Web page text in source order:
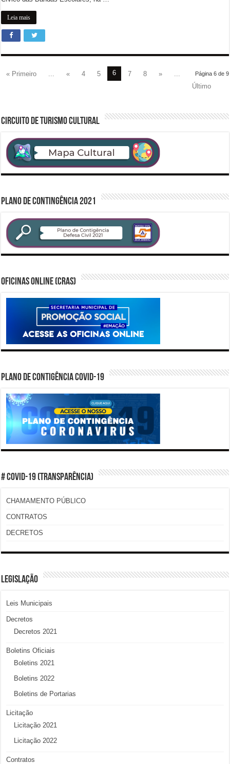
Leia mais
Página 6 de 9
« Primeiro « 4 5 6 7 8 »
Último
CIRCUITO DE TURISMO CULTURAL
PLANO DE CONTINGÊNCIA 2021
Oficinas Online (CRAS)
PLANO DE CONTIGÊNCIA COVID-19
# COVID-19 (TRANSPARÊNCIA)
CHAMAMENTO PÚBLICO
CONTRATOS
DECRETOS
LEGISLAÇÃO
Leis Municipais
Decretos
Decretos 2021
Boletins Oficiais
Boletins 2021
Boletins 2022
Boletins de Portarias
Licitação
Licitação 2021
Licitação 2022
Contratos